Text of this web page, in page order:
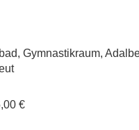
Gymnastikraum,
€